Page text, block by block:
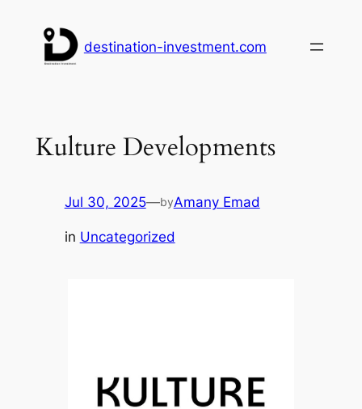
content
destination-investment.com
Kulture Developments
Jul 30, 2025—byAmany Emad
in Uncategorized